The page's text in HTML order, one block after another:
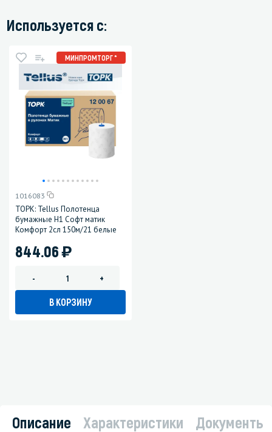
Используется с:
МИНПРОМТОРГ *
1016083
ТОРК: Tellus Полотенца
бумажные H1 Софт матик
Комфорт 2сл 150м/21 белые
844.06)
- +
В КОРЗИНУ
Описание Характеристики Документы